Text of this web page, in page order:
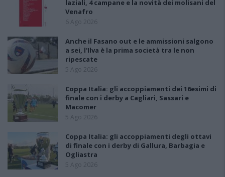
laziali, 4 campane e la novità dei molisani del
Venafro
6 Ago 2026
Anche il Fasano out e le ammissioni salgono
a sei, l'Ilva è la prima società tra le non
ripescate
5 Ago 2026
Coppa Italia: gli accoppiamenti dei 16esimi di
finale con i derby a Cagliari, Sassari e
Macomer
5 Ago 2026
Coppa Italia: gli accoppiamenti degli ottavi
di finale con i derby di Gallura, Barbagia e
Ogliastra
5 Ago 2026